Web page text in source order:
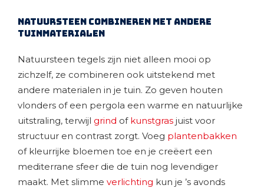
Natuursteen combineren met andere
tuinmaterialen
Natuursteen tegels zijn niet alleen mooi op
zichzelf, ze combineren ook uitstekend met
andere materialen in je tuin. Zo geven houten
vlonders of een pergola een warme en natuurlijke
uitstraling, terwijl grind of kunstgras juist voor
structuur en contrast zorgt. Voeg plantenbakken
of kleurrijke bloemen toe en je creëert een
mediterrane sfeer die de tuin nog levendiger
maakt. Met slimme verlichting kun je ’s avonds